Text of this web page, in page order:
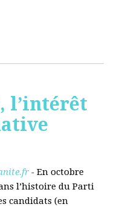
l’intérêt
- En octobre
l’histoire du Parti
candidats (en